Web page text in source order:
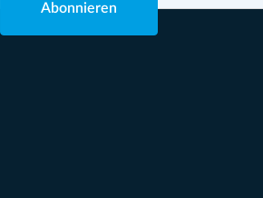
Abonnieren